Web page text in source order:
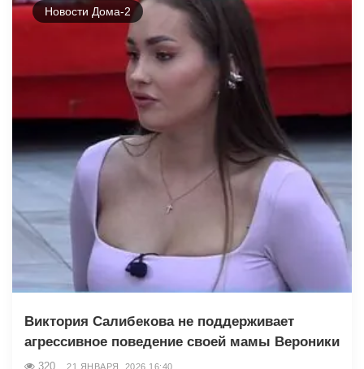
Новости Дома-2
Виктория Салибекова не поддерживает
агрессивное поведение своей мамы Вероники
320 21 ЯНВАРЯ, 2026 16:40